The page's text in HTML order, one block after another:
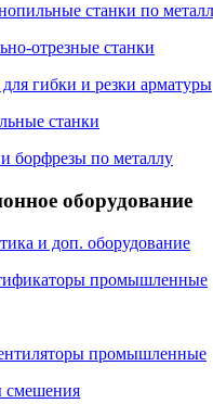
станки по
отрезные станки
гибки и резки арматуры
станки
борфрезы по металлу
оборудование
и доп. оборудование
промышленные
промышленные
смешения